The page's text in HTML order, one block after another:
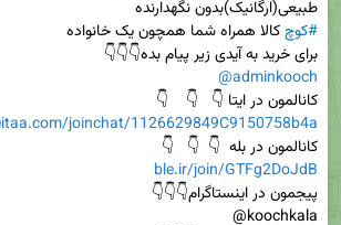
طبیعی(ارگانیک)بدون نگهدارنده
#کوچ
برای خرید به آیدی زیر پیام بده👇👇👇
@adminkooch
کانالمون در ایتا 👇   👇    👇
joinchat/1126629849C9150758b4a
کانالمون در بله  👇  👇   👇
ble.ir/join/GTFg2DoJdB